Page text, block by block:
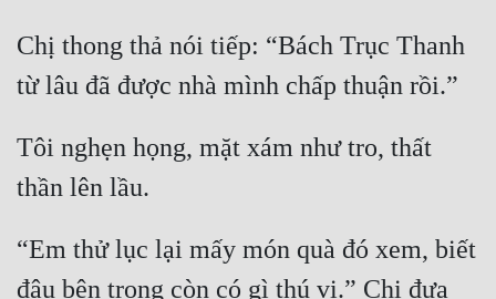
Chị thong thả nói tiếp: “Bách Trục Thanh
từ lâu đã được nhà mình chấp thuận rồi.”
Tôi nghẹn họng, mặt xám như tro, thất
thần lên lầu.
“Em thử lục lại mấy món quà đó xem, biết
đâu bên trong còn có gì thú vị.” Chị đưa